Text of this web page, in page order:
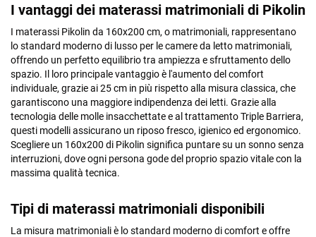
I vantaggi dei materassi matrimoniali di Pikolin
I materassi Pikolin da 160x200 cm, o matrimoniali, rappresentano
lo standard moderno di lusso per le camere da letto matrimoniali,
offrendo un perfetto equilibrio tra ampiezza e sfruttamento dello
spazio. Il loro principale vantaggio è l'aumento del comfort
individuale, grazie ai 25 cm in più rispetto alla misura classica, che
garantiscono una maggiore indipendenza dei letti. Grazie alla
tecnologia delle molle insacchettate e al trattamento Triple Barriera,
questi modelli assicurano un riposo fresco, igienico ed ergonomico.
Scegliere un 160x200 di Pikolin significa puntare su un sonno senza
interruzioni, dove ogni persona gode del proprio spazio vitale con la
massima qualità tecnica.
Tipi di materassi matrimoniali disponibili
La misura matrimoniali è lo standard moderno di comfort e offre